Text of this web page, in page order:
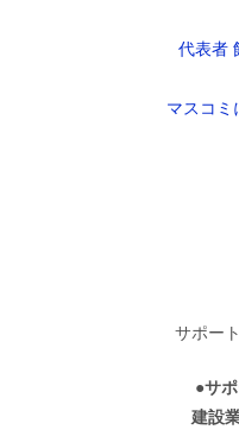
代表者
マスコミ
サポー
●サ
建設